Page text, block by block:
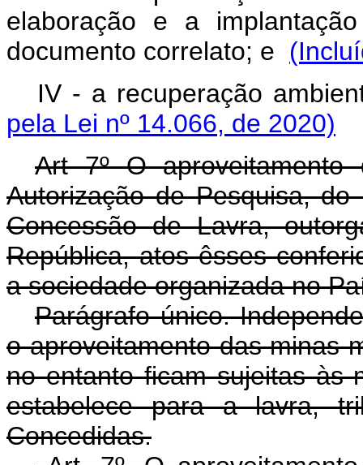
elaboração e a
documento correlato; e
IV - a recuperação
pela Lei nº 14.066, de 2020)
Art 7º O
Autorização de Pesquisa,
Concessão de Lavra,
República, atos êsses
a sociedade organizada no
Parágrafo único.
o aproveitamento das minas
no entanto ficam sujeitas às
estabelece para a lavra,
Concedidas.